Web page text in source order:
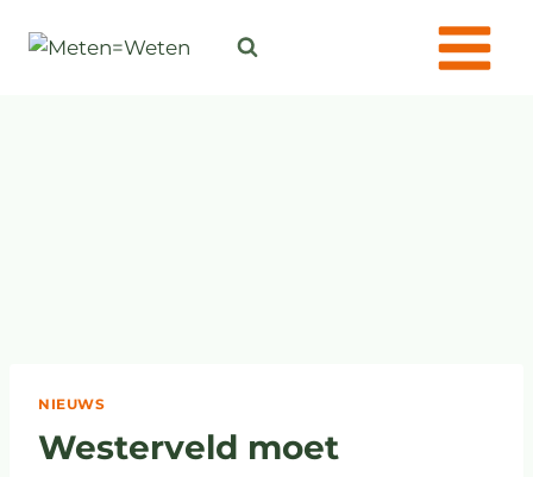
NIEUWS
Westerveld moet